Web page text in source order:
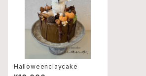
Halloweenclaycake